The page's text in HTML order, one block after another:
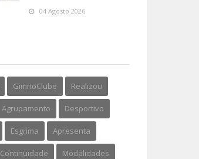
04 Agosto 2026
GimnoClube Realizou
Agrupamento Desportivo
Esgrima Apresenta
Continuidade Modalidades